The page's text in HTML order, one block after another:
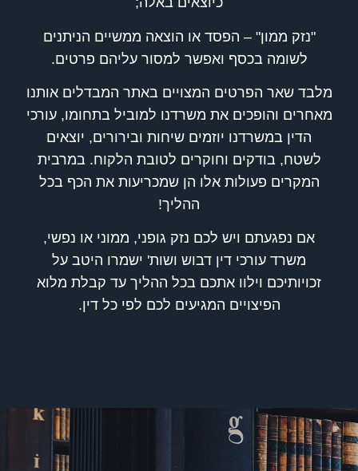
"נזק ממון" – הפסד או הוצאה ממשיים הניתנים
לשומה בכסף ואפשר למסור עליהם פרטים.
מלבד שאר הפרטים המצויים באתר המבדלים אותנו
מאחרים והופכים את משרדנו למוביל בתחומו, עורכי
הדין במשרדנו יוזמים שיחות ובירורים, יוצאים
לשטח, בודקים וחוקרים לטובת הלקוח. במרבית
המקרים פעולות אלו הן שמכריעות את הכף בכל
ההליך!
אם נפגעתם ויש לכם נזק גופני, ממוני או נפשי,
משרד עורכי דין דבוש ושות' ישמרו היטב על
זכויותיכם וילוו אתכם בכל ההליך עד קבלת מלוא
הפיצויים המגיעים לכם לפי כל דין.